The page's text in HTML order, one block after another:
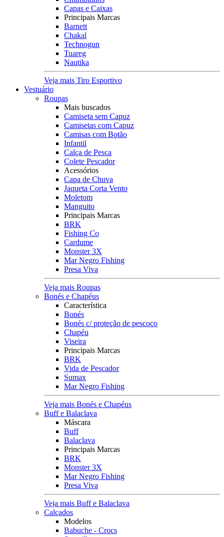
Capas e Caixas
Principais Marcas
Barnett
Chakal
Technogun
Tuareg
Nautika
Veja mais Tiro Esportivo
Vestuário
Roupas
Mais buscados
Camiseta sem Capuz
Camisetas com Capuz
Camisas com Botão
Infantil
Calça de Pesca
Colete Pescador
Acessórios
Capa de Chuva
Jaqueta Corta Vento
Moletom
Manguito
Principais Marcas
BRK
Fishing Co
Cardume
Monster 3X
Mar Negro Fishing
Presa Viva
Veja mais Roupas
Bonés e Chapéus
Característica
Bonés
Bonés c/ proteção de pescoço
Chapéu
Viseira
Principais Marcas
BRK
Vida de Pescador
Sumax
Mar Negro Fishing
Veja mais Bonés e Chapéus
Buff e Balaclava
Máscara
Buff
Balaclava
Principais Marcas
BRK
Monster 3X
Mar Negro Fishing
Presa Viva
Veja mais Buff e Balaclava
Calçados
Modelos
Babuche - Crocs